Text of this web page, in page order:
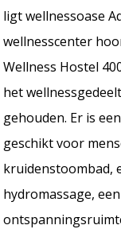
ligt wellnessoase
wellnesscenter
Wellness Hostel
het
gehouden. Er is
geschikt voor
kruidenstoombad,
hydromassage,